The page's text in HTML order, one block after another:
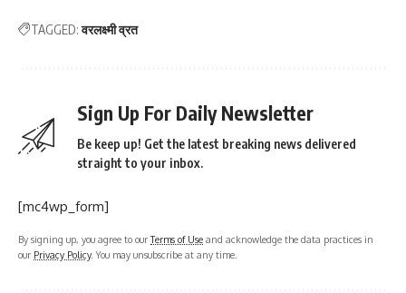
TAGGED: वरलक्ष्मी व्रत
Sign Up For Daily Newsletter
Be keep up! Get the latest breaking news delivered
straight to your inbox.
[mc4wp_form]
By signing up, you agree to ourTerms of Use and acknowledge the data practices in
our Privacy Policy. You may unsubscribe at any time.